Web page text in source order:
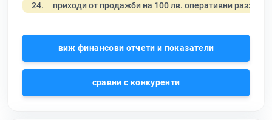
24. приходи от продажби на 100 лв. оперативни разходи
виж финансови отчети и показатели
сравни с конкуренти